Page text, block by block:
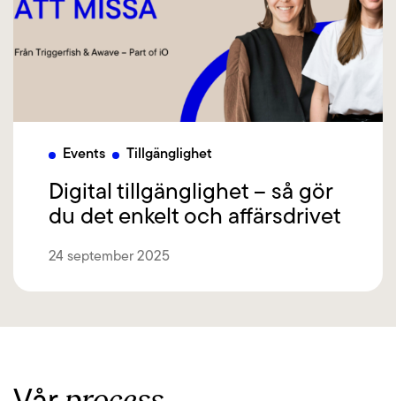
Events Tillgänglighet
Digital tillgänglighet – så gör
du det enkelt och affärsdrivet
24 september 2025